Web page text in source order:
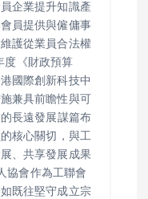
企業提升知識產
員提供與僱傭事
護從業員合法權
度《財政預算
國際創新科技中
兼具前瞻性與可
長遠發展謀篇布
核心關切，與工
、共享發展成果
協會作為工聯會
既往堅守成立宗